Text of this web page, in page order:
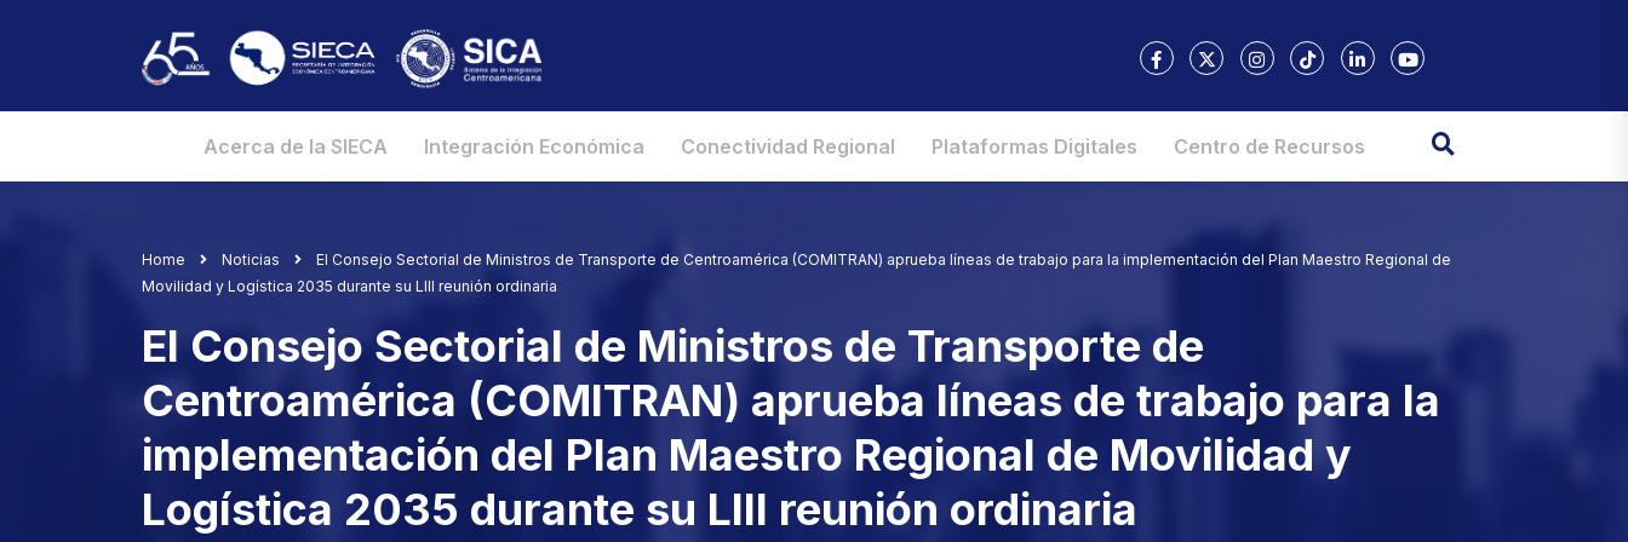
Acerca de la SIECA Integración Económica Conectividad Regional Plataformas Digitales Centro de Recursos
Home Noticias
El Consejo Sectorial de Ministros de Transporte de Centroamérica (COMITRAN) aprueba líneas de trabajo para la implementación del Plan Maestro Regional de
Movilidad y Logística 2035 durante su LIII reunión ordinaria
El Consejo Sectorial de Ministros de Transporte de
Centroamérica (COMITRAN) aprueba líneas de trabajo para la
implementación del Plan Maestro Regional de Movilidad y
Logística 2035 durante su LIII reunión ordinaria